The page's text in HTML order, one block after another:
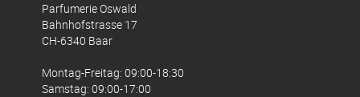
Parfumerie Oswald
Bahnhofstrasse 17
CH-6340 Baar
Montag-Freitag: 09:00-18:30
Samstag: 09:00-17:00